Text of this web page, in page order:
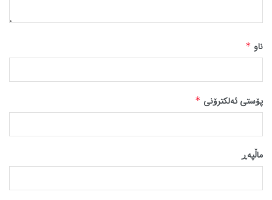
ناو *
پۆستی ئەلکترۆنی *
ماڵپه‌ڕ